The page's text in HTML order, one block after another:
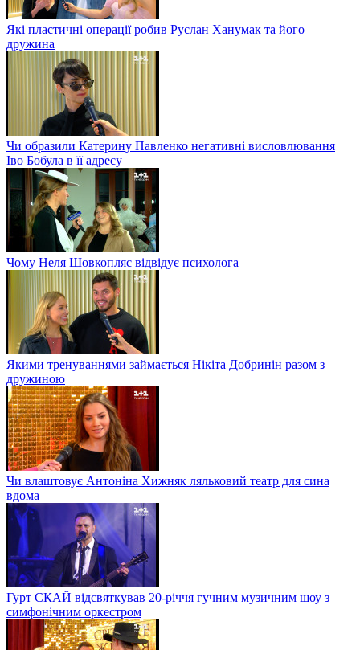
Які пластичні операції робив Руслан Ханумак та його
дружина
Чи образили Катерину Павленко негативні висловлювання
Іво Бобула в її адресу
Чому Неля Шовкопляс відвідує психолога
Якими тренуваннями займається Нікіта Добринін разом з
дружиною
Чи влаштовує Антоніна Хижняк ляльковий театр для сина
вдома
Гурт СКАЙ відсвяткував 20-річчя гучним музичним шоу з
симфонічним оркестром